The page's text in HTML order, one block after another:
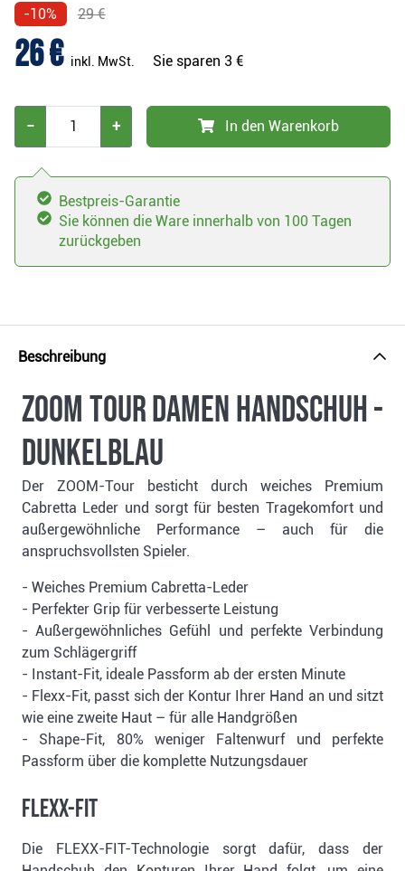
-10% 29 €
26 € inkl. MwSt. Sie sparen 3 €
− + In den Warenkorb
Bestpreis-Garantie
Sie können die Ware innerhalb von 100 Tagen
zurückgeben
Beschreibung
Zoom Tour Damen Handschuh -
dunkelblau
Der ZOOM-Tour besticht durch weiches Premium
Cabretta Leder und sorgt für besten Tragekomfort und
außergewöhnliche Performance – auch für die
anspruchsvollsten Spieler.
- Weiches Premium Cabretta-Leder
- Perfekter Grip für verbesserte Leistung
- Außergewöhnliches Gefühl und perfekte Verbindung
zum Schlägergriff
- Instant-Fit, ideale Passform ab der ersten Minute
- Flexx-Fit, passt sich der Kontur Ihrer Hand an und sitzt
wie eine zweite Haut – für alle Handgrößen
- Shape-Fit, 80% weniger Faltenwurf und perfekte
Passform über die komplette Nutzungsdauer
FLEXX-FIT
Die FLEXX-FIT-Technologie sorgt dafür, dass der